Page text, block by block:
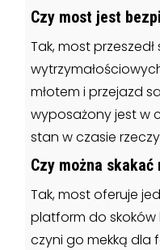
Czy most jest
Tak, most
młotem i przejazd
wyposażony jest w
stan w czasie
Czy można
Tak, most oferuje
platform do
czyni go mekką dla